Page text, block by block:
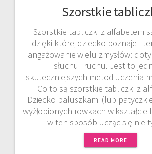
Szorstkie
Szorstkie tabliczki z alfabetem
dzięki której dziecko poznaje
angażowanie wielu zmysłów:
słuchu i ruchu. Jest to
skuteczniejszych metod uczenia
Co to są szorstkie tabliczki z
Dziecko paluszkami (lub
wyżłobionych rowkach w
w ten sposób ucząc się nie
READ MORE